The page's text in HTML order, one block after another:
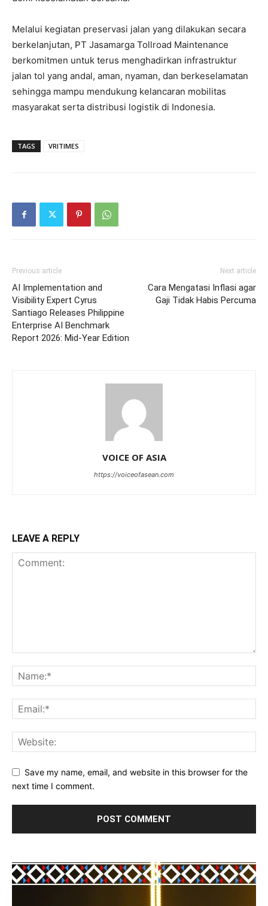
Melalui kegiatan preservasi jalan yang dilakukan secara
berkelanjutan, PT Jasamarga Tollroad Maintenance
berkomitmen untuk terus menghadirkan infrastruktur
jalan tol yang andal, aman, nyaman, dan berkeselamatan
sehingga mampu mendukung kelancaran mobilitas
masyarakat serta distribusi logistik di Indonesia.
TAGS VRITIMES
Previous article
AI Implementation and
Visibility Expert Cyrus
Santiago Releases Philippine
Enterprise AI Benchmark
Report 2026: Mid-Year Edition
Next article
Cara Mengatasi Inflasi agar
Gaji Tidak Habis Percuma
VOICE OF ASIA
https://voiceofasean.com
LEAVE A REPLY
Save my name, email, and website in this browser for the
next time I comment.